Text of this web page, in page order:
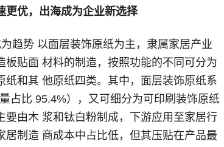
更优，出海成为企业新选择
趋势 以面层装饰原纸为主，隶属家居产业
贴面 材料的制造，按照功能的不同可分为
和其 他原纸四类。其中，面层装饰原纸系
占比 95.4%），又可细分为可印刷装饰原纸
由木 浆和钛白粉制成，下游应用至家居行
制造 商成本中占比低，但其压贴在产品最